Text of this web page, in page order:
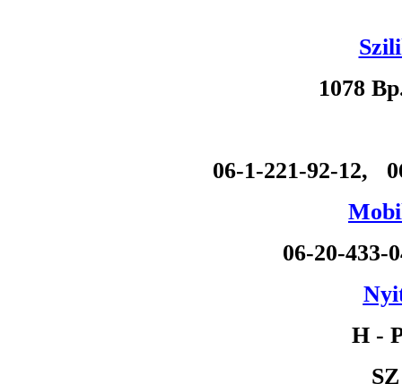
1078
06-1-221-92-12,
06-20-
H -